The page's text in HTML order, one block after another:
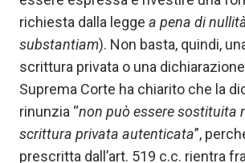
richiesta dalla legge a pena di
substantiam). Non basta, quindi,
scrittura privata o una
Suprema Corte ha chiarito che la
rinunzia “non può essere sostituita
scrittura privata autenticata”,
prescritta dall’art. 519 c.c. rientra